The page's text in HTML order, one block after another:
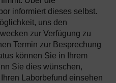
informiert dieses selbst.
uns den
zur Verfügung zu
Termin zur Besprechung
können Sie in Ihrem
Sie dies wünschen,
Laborbefund einsehen